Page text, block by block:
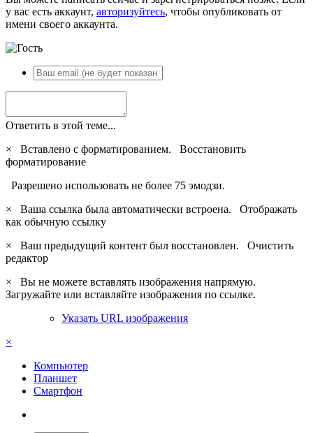
у вас есть аккаунт, авторизуйтесь, чтобы опубликовать от
имени своего аккаунта.
Ответить в этой теме...
×
Вставлено с форматированием. Восстановить
форматирование
Разрешено использовать не более 75 эмодзи.
×
Ваша ссылка была автоматически встроена. Отображать
как обычную ссылку
×
Ваш предыдущий контент был восстановлен. Очистить
редактор
×
Вы не можете вставлять изображения напрямую.
Загружайте или вставляйте изображения по ссылке.
Указать URL изображения
×
Компьютер
Планшет
Смартфон